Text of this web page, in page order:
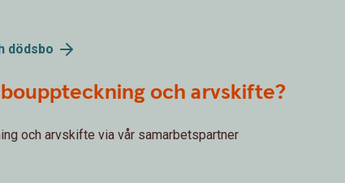
dödsbo
och arvskifte?
och arvskifte via vår samarbetspartner